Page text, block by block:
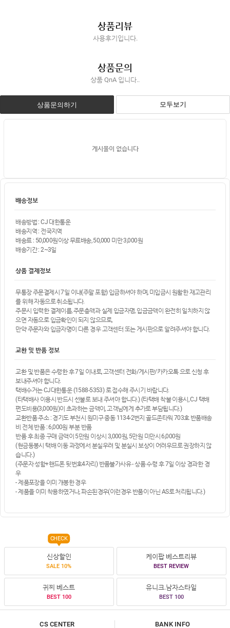
상품리뷰
사용후기입니다.
상품문의
상품 QnA 입니다..
상품문의하기 모두보기
게시물이 없습니다
배송정보
배송방법 : CJ 대한통운
배송지역 : 전국지역
배송료 : 50,000원이상 무료배송, 50,000 미만 3,000원
배송기간 : 2~3일
상품 결제정보
무통장 주문결제시 7일 이내(주말 포함) 입금하셔야 하며, 미입금시 원활한 재고관리
를 위해 자동으로 취소됩니다.
주문시 입력한 결제이름, 주문총액과 실제 입금자명, 입금금액이 완전히 일치하지 않
으면 자동으로 입금확인이 되지 않으므로,
만약 주문자와 입금자명이 다른 경우 고객센터 또는 게시판으로 알려주셔야 합니다.
교환 및 반품 정보
교환 및 반품은 수령한 후 7일 이내로, 고객센터 전화/게시판/카카오톡 으로 신청 후
보내주셔야 합니다.
택배수거는 CJ대한통운 (1588-5353) 로 접수해 주시기 바랍니다.
(타택배사 이용시 반드시 선불로 보내 주셔야 합니다.) (타택배 착불 이용시, CJ 택배
편도비용(3,000원)이 초과하는 금액이, 고객님에게 추가로 부담됩니다.)
교환반품 주소 : 경기도 부천시 원미구 중동 1134-2번지 골드존타워 703호 반품배송
비 전체 반품 : 6,000원 부분 반품
반품 후 최종 구매 금액이 5만원 이상시 3,000원, 5만원 미만시 6,000원
(현금동봉시 택배 이동 과정에서 분실우려 및 분실시 보상이 어려우므로 권장하지 않
습니다.)
(주문자 성함+핸드폰 뒷번호4자리) 반품불가사유 - 상품 수령 후 7일 이상 경과한 경
우
- 제품포장을 이미 개봉한 경우
- 제품을 이미 착용하였거나, 파손된경우(이런경우 반품이 아닌 AS로 처리됩니다.)
신상할인
SALE 10%
CHECK
케이팝 베스트리뷰
BEST REVIEW
귀찌 베스트
BEST 100
유니크.남자스타일
BEST 100
CS CENTER BANK INFO